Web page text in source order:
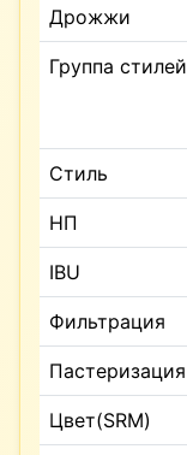
Дрожжи
Группа стилей
Стиль
НП
IBU
Фильтрация
Пастеризация
Цвет(SRM)